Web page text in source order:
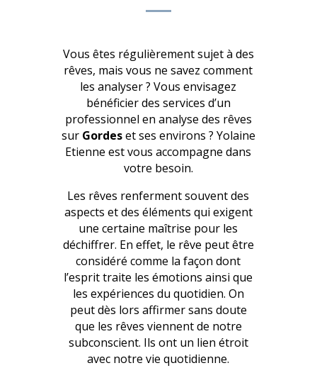
Vous êtes régulièrement sujet à des
rêves, mais vous ne savez comment
les analyser ? Vous envisagez
bénéficier des services d’un
professionnel en analyse des rêves
sur Gordeset ses environs ? Yolaine
Etienne est vous accompagne dans
votre besoin.
Les rêves renferment souvent des
aspects et des éléments qui exigent
une certaine maîtrise pour les
déchiffrer. En effet, le rêve peut être
considéré comme la façon dont
l’esprit traite les émotions ainsi que
les expériences du quotidien. On
peut dès lors affirmer sans doute
que les rêves viennent de notre
subconscient. Ils ont un lien étroit
avec notre vie quotidienne.